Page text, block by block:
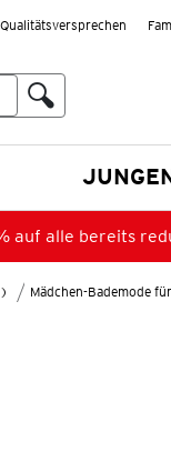
Qualitätsversprechen
auf alle bereits
Mädchen-Bademode